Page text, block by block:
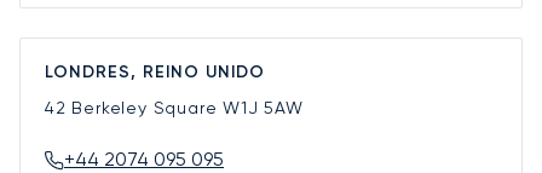
LONDRES, REINO UNIDO
42 Berkeley SquareW1J 5AW
+44 2074 095 095